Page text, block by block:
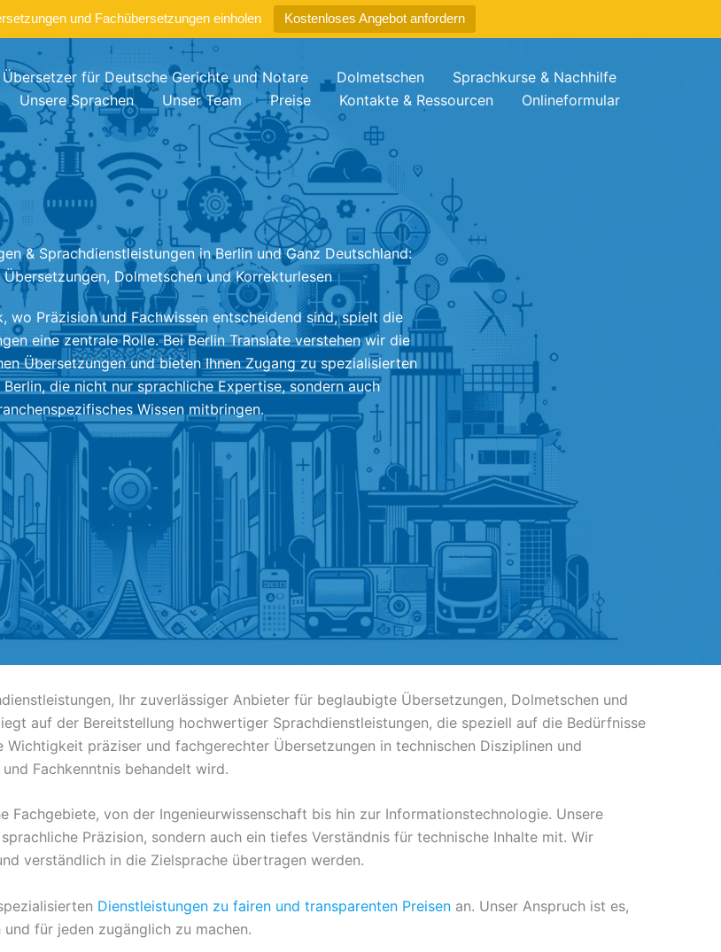
und Fachübersetzungen einholen Kostenloses Angebot anfordern
für Deutsche Gerichte und Notare Dolmetschen
Sprachkurse & Nachhilfe
Unsere Sprachen Unser Team Preise Kontakte & Ressourcen
Onlineformular
& Sprachdienstleistungen in Berlin und Ganz Deutschland:
Dolmetschen und Korrekturlesen
wo Präzision und Fachwissen entscheidend sind, spielt die
eine zentrale Rolle. Bei Berlin Translate verstehen wir die
Übersetzungen und bieten Ihnen Zugang zu spezialisierten
die nicht nur sprachliche Expertise, sondern auch
Wissen mitbringen.
Ihr zuverlässiger Anbieter für beglaubigte Übersetzungen, Dolmetschen und
auf der Bereitstellung hochwertiger Sprachdienstleistungen, die speziell auf die Bedürfnisse
präziser und fachgerechter Übersetzungen in technischen Disziplinen und
Fachkenntnis behandelt wird.
Fachgebiete, von der Ingenieurwissenschaft bis hin zur Informationstechnologie. Unsere
Präzision, sondern auch ein tiefes Verständnis für technische Inhalte mit. Wir
verständlich in die Zielsprache übertragen werden.
Dienstleistungen zu fairen und transparenten Preisen an. Unser Anspruch ist es,
für jeden zugänglich zu machen.